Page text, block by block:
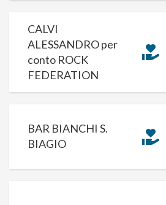
CALVI
ALESSANDRO per
conto ROCK
FEDERATION
BAR BIANCHI S.
BIAGIO